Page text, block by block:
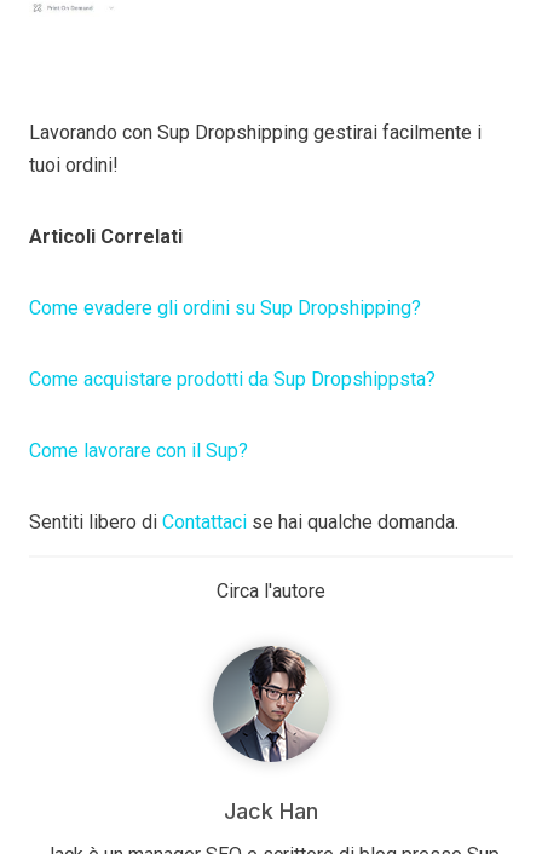
Lavorando con Sup Dropshipping gestirai facilmente i
tuoi ordini!
Articoli Correlati
Come evadere gli ordini su Sup Dropshipping?
Come acquistare prodotti da Sup Dropshippsta?
Come lavorare con il Sup?
Sentiti libero di Contattaci se hai qualche domanda.
Circa l'autore
Jack Han